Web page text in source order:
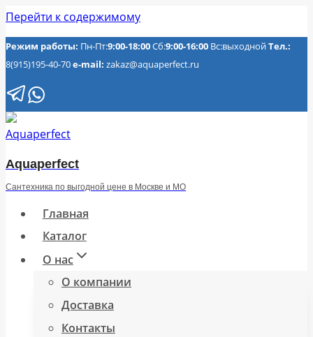
Перейти к содержимому
Режим работы: Пн-Пт:9:00-18:00Сб:9:00-16:00 Вс:выходнойТел.:
8(915)195-40-70e-mail: zakaz@aquaperfect.ru
Aquaperfect
Сантехника по выгодной цене в Москве и МО
Главная
Каталог
О нас
О компании
Доставка
Контакты